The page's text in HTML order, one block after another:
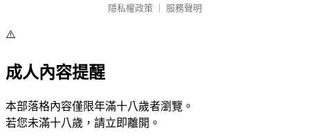
隱私權政策
服務聲明
⚠️
成人內容提醒
本部落格內容僅限年滿十八歲者瀏覽。
若您未滿十八歲，請立即離開。